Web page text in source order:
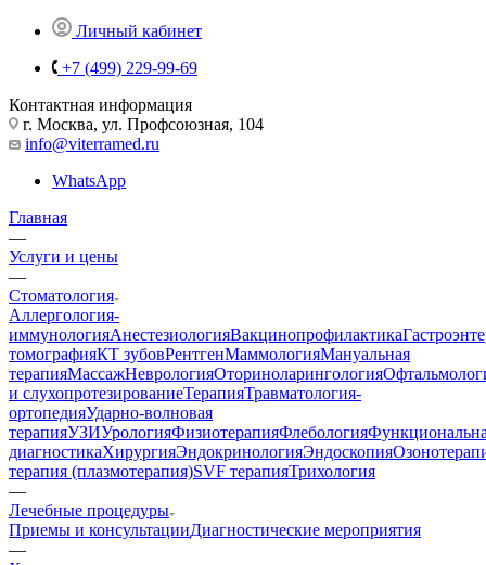
Личный кабинет
+7 (499) 229-99-69
Контактная информация
г. Москва, ул. Профсоюзная, 104
info@viterramed.ru
WhatsApp
Главная
—
Услуги и цены
—
Стоматология
Аллергология-
иммунологияАнестезиологияВакцинопрофилактика
томографияКТ зубовРентгенМаммологияМануальная
терапияМассажНеврологияОториноларингология
и слухопротезированиеТерапияТравматология-
ортопедияУдарно-волновая
терапияУЗИУрологияФизиотерапияФлебология
диагностикаХирургияЭндокринологияЭндоскопия
терапия (плазмотерапия)SVF терапияТрихология
—
Лечебные процедуры
Приемы и консультацииДиагностические мероприятия
—